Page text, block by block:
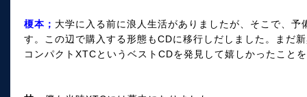
榎本； 大学に入る前に浪人生活がありましたが、そこで、
す。この辺で購入する形態もCDに移行しだしました。まだ
コンパクトXTCというベストCDを発見して嬉しかったこと